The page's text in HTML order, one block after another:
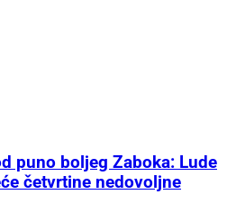
puno boljeg Zaboka: Lude
četvrtine nedovoljne